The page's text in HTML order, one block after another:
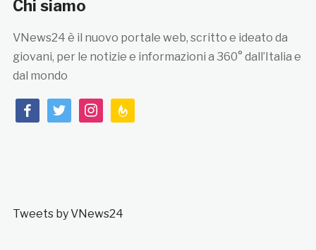
Chi siamo
VNews24 è il nuovo portale web, scritto e ideato da
giovani, per le notizie e informazioni a 360° dall’Italia e
dal mondo
facebooktwitterinstagramfeedburner
Tweets by VNews24